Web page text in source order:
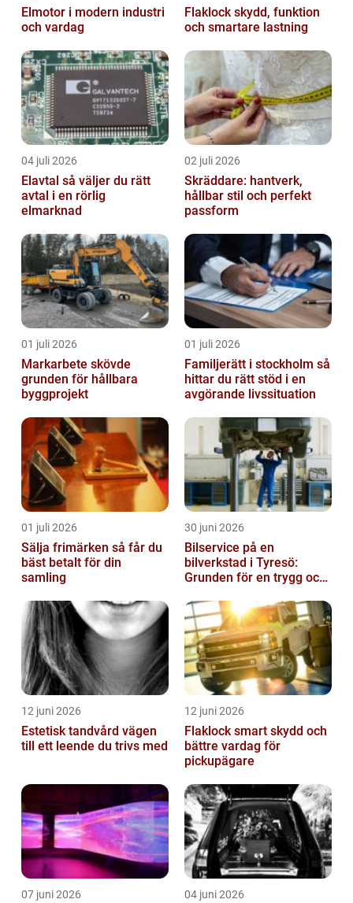
Elmotor i modern industri
och vardag
Flaklock skydd, funktion
och smartare lastning
04 juli 2026
Elavtal så väljer du rätt
avtal i en rörlig
elmarknad
02 juli 2026
Skräddare: hantverk,
hållbar stil och perfekt
passform
01 juli 2026
Markarbete skövde
grunden för hållbara
byggprojekt
01 juli 2026
Familjerätt i stockholm så
hittar du rätt stöd i en
avgörande livssituation
01 juli 2026
Sälja frimärken så får du
bäst betalt för din
samling
30 juni 2026
Bilservice på en
bilverkstad i Tyresö:
Grunden för en trygg och
12 juni 2026
Estetisk tandvård vägen
till ett leende du trivs med
12 juni 2026
Flaklock smart skydd och
bättre vardag för
pickupägare
07 juni 2026 04 juni 2026